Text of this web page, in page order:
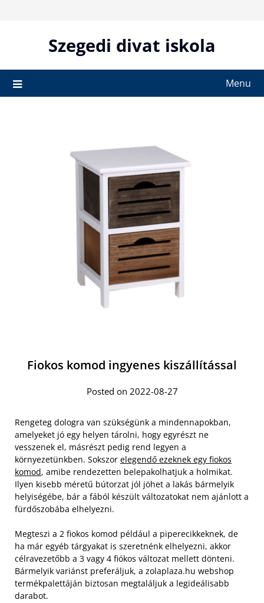
Szegedi divat iskola
Menu
Fiokos komod ingyenes kiszállítással
Posted on 2022-08-27
Rengeteg dologra van szükségünk a mindennapokban,
amelyeket jó egy helyen tárolni, hogy egyrészt ne
vesszenek el, másrészt pedig rend legyen a
környezetünkben. Sokszor elegendő ezeknek egy fiokos
komod, amibe rendezetten belepakolhatjuk a holmikat.
Ilyen kisebb méretű bútorzat jól jöhet a lakás bármelyik
helyiségébe, bár a fából készült változatokat nem ajánlott a
fürdőszobába elhelyezni.
Megteszi a 2 fiokos komod például a piperecikkeknek, de
ha már egyéb tárgyakat is szeretnénk elhelyezni, akkor
célravezetőbb a 3 vagy 4 fiókos változat mellett dönteni.
Bármelyik variánst preferáljuk, a zolaplaza.hu webshop
termékpalettáján biztosan megtaláljuk a legideálisabb
darabot.